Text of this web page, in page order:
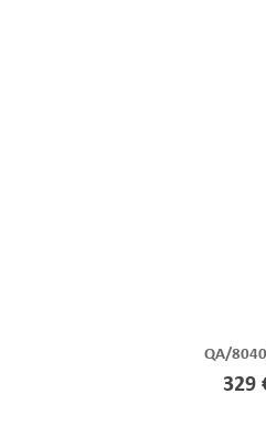
QA/
329